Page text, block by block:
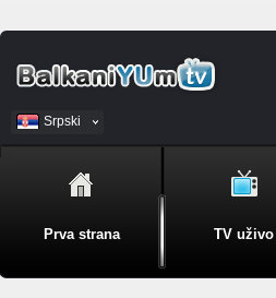
Srpski
BiH
Prva strana TV uživo